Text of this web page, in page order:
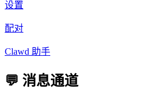
设置
配对
Clawd 助手
💬 消息通道